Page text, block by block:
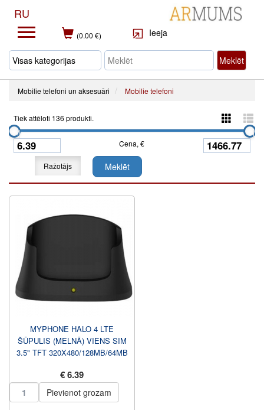
RU
(0.00 €) Ieeja
Meklēt
Mobilie telefoni un aksesuāri Mobilie telefoni
Tiek attēloti 136 produkti.
Cena, €
Ražotājs Meklēt
MYPHONE HALO 4 LTE
ŠŪPULIS (MELNĀ) VIENS SIM
3.5" TFT 320X480/128MB/64MB
MYPHONE
€ 6.39
Pievienot grozam